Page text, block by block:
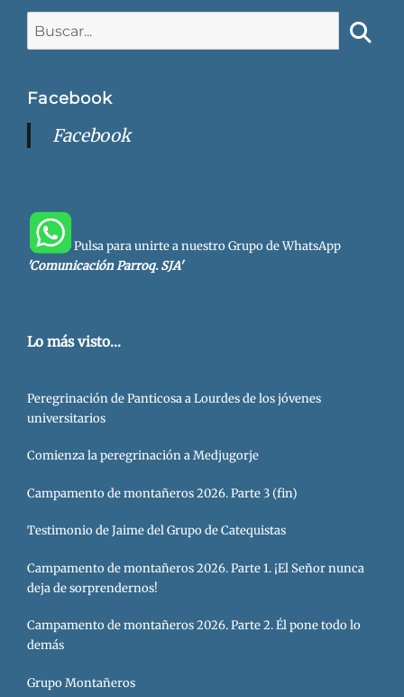
Facebook
Facebook
Pulsa para unirte a nuestro Grupo de WhatsApp
'Comunicación Parroq. SJA'
Lo más visto...
Peregrinación de Panticosa a Lourdes de los jóvenes
universitarios
Comienza la peregrinación a Medjugorje
Campamento de montañeros 2026. Parte 3 (fin)
Testimonio de Jaime del Grupo de Catequistas
Campamento de montañeros 2026. Parte 1. ¡El Señor nunca
deja de sorprendernos!
Campamento de montañeros 2026. Parte 2. Él pone todo lo
demás
Grupo Montañeros